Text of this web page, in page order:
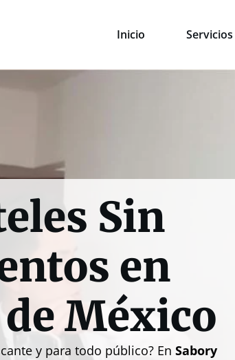
Inicio Servicios
Sin
en
México
y para todo público? En Sabory